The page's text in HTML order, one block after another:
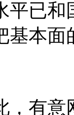
平已
基本面
，有意